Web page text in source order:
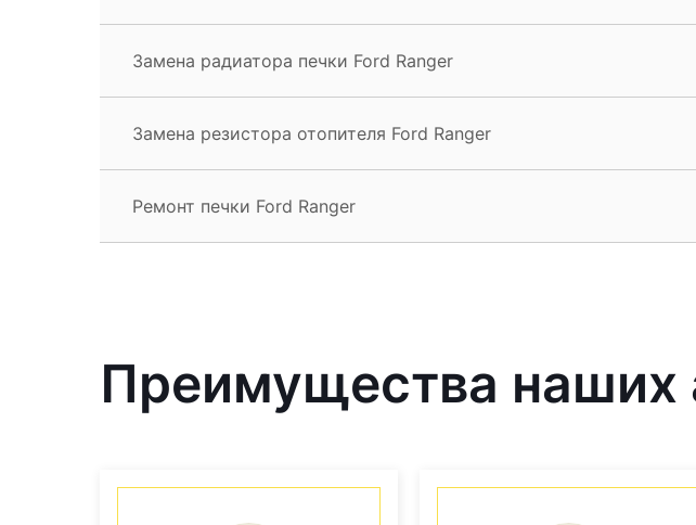
Замена радиатора печки Ford Ranger
Замена резистора отопителя Ford Ranger
Ремонт печки Ford Ranger
Преимущества наших